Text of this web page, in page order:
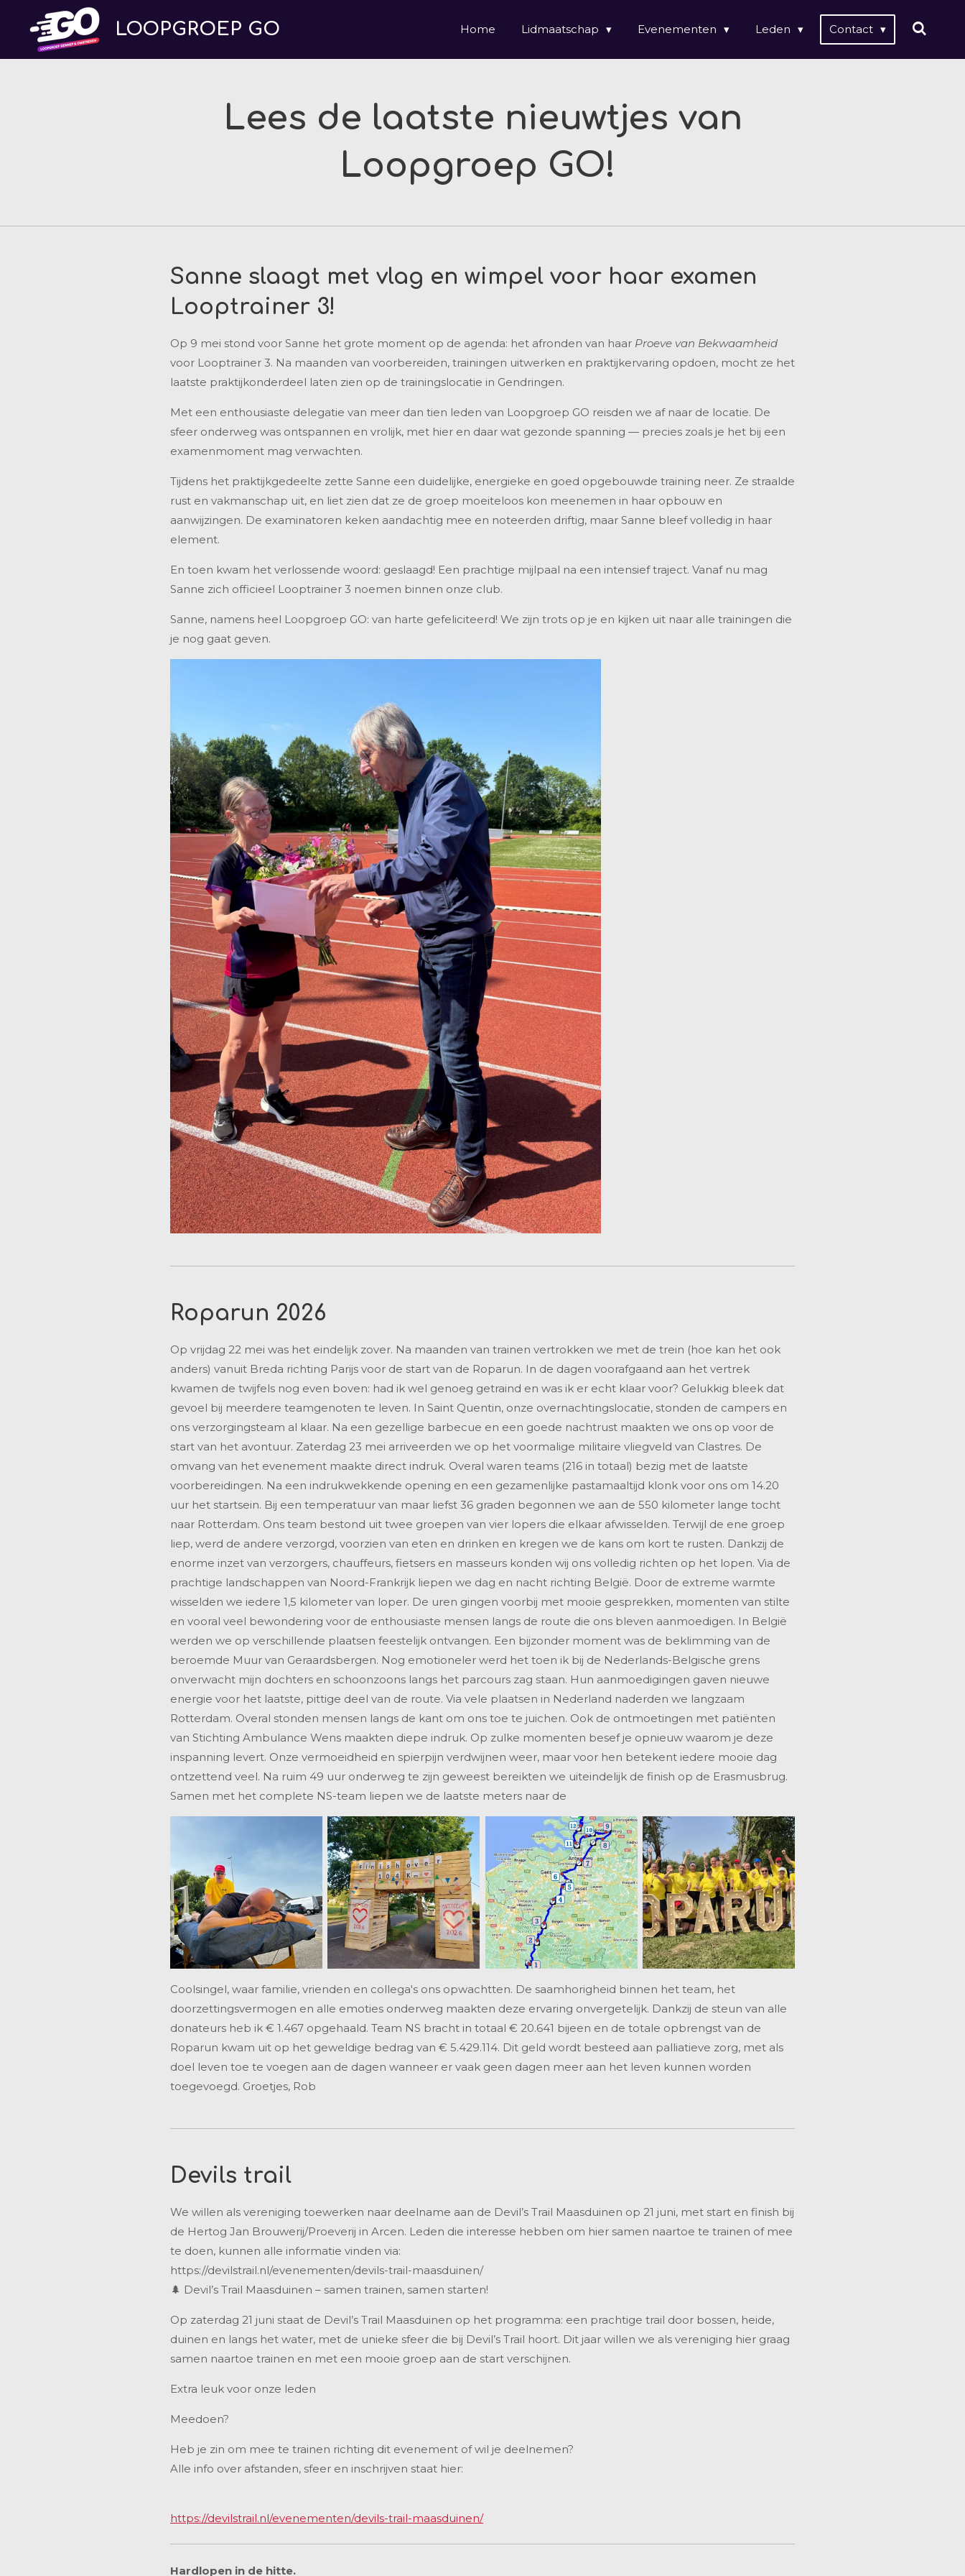
direct
LOOPGROEP GO Home Lidmaatschap Evenementen Leden Contact
Lees de laatste nieuwtjes van
Loopgroep GO!
Sanne slaagt met vlag en wimpel voor haar examen
Looptrainer 3!
Op 9 mei stond voor Sanne het grote moment op de agenda: het afronden van haar Proeve van Bekwaamheid
voor Looptrainer 3. Na maanden van voorbereiden, trainingen uitwerken en praktijkervaring opdoen, mocht ze het
laatste praktijkonderdeel laten zien op de trainingslocatie in Gendringen.
Met een enthousiaste delegatie van meer dan tien leden van Loopgroep GO reisden we af naar de locatie. De
sfeer onderweg was ontspannen en vrolijk, met hier en daar wat gezonde spanning — precies zoals je het bij een
examenmoment mag verwachten.
Tijdens het praktijkgedeelte zette Sanne een duidelijke, energieke en goed opgebouwde training neer. Ze straalde
rust en vakmanschap uit, en liet zien dat ze de groep moeiteloos kon meenemen in haar opbouw en
aanwijzingen. De examinatoren keken aandachtig mee en noteerden driftig, maar Sanne bleef volledig in haar
element.
En toen kwam het verlossende woord: geslaagd! Een prachtige mijlpaal na een intensief traject. Vanaf nu mag
Sanne zich officieel Looptrainer 3 noemen binnen onze club.
Sanne, namens heel Loopgroep GO: van harte gefeliciteerd! We zijn trots op je en kijken uit naar alle trainingen die
je nog gaat geven.
Roparun 2026
Op vrijdag 22 mei was het eindelijk zover. Na maanden van trainen vertrokken we met de trein (hoe kan het ook
anders) vanuit Breda richting Parijs voor de start van de Roparun. In de dagen voorafgaand aan het vertrek
kwamen de twijfels nog even boven: had ik wel genoeg getraind en was ik er echt klaar voor? Gelukkig bleek dat
gevoel bij meerdere teamgenoten te leven. In Saint Quentin, onze overnachtingslocatie, stonden de campers en
ons verzorgingsteam al klaar. Na een gezellige barbecue en een goede nachtrust maakten we ons op voor de
start van het avontuur. Zaterdag 23 mei arriveerden we op het voormalige militaire vliegveld van Clastres. De
omvang van het evenement maakte direct indruk. Overal waren teams (216 in totaal) bezig met de laatste
voorbereidingen. Na een indrukwekkende opening en een gezamenlijke pastamaaltijd klonk voor ons om 14.20
uur het startsein. Bij een temperatuur van maar liefst 36 graden begonnen we aan de 550 kilometer lange tocht
naar Rotterdam. Ons team bestond uit twee groepen van vier lopers die elkaar afwisselden. Terwijl de ene groep
liep, werd de andere verzorgd, voorzien van eten en drinken en kregen we de kans om kort te rusten. Dankzij de
enorme inzet van verzorgers, chauffeurs, fietsers en masseurs konden wij ons volledig richten op het lopen. Via de
prachtige landschappen van Noord-Frankrijk liepen we dag en nacht richting België. Door de extreme warmte
wisselden we iedere 1,5 kilometer van loper. De uren gingen voorbij met mooie gesprekken, momenten van stilte
en vooral veel bewondering voor de enthousiaste mensen langs de route die ons bleven aanmoedigen. In België
werden we op verschillende plaatsen feestelijk ontvangen. Een bijzonder moment was de beklimming van de
beroemde Muur van Geraardsbergen. Nog emotioneler werd het toen ik bij de Nederlands-Belgische grens
onverwacht mijn dochters en schoonzoons langs het parcours zag staan. Hun aanmoedigingen gaven nieuwe
energie voor het laatste, pittige deel van de route. Via vele plaatsen in Nederland naderden we langzaam
Rotterdam. Overal stonden mensen langs de kant om ons toe te juichen. Ook de ontmoetingen met patiënten
van Stichting Ambulance Wens maakten diepe indruk. Op zulke momenten besef je opnieuw waarom je deze
inspanning levert. Onze vermoeidheid en spierpijn verdwijnen weer, maar voor hen betekent iedere mooie dag
ontzettend veel. Na ruim 49 uur onderweg te zijn geweest bereikten we uiteindelijk de finish op de Erasmusbrug.
Samen met het complete NS-team liepen we de laatste meters naar de
Coolsingel, waar familie, vrienden en collega's ons opwachtten. De saamhorigheid binnen het team, het
doorzettingsvermogen en alle emoties onderweg maakten deze ervaring onvergetelijk. Dankzij de steun van alle
donateurs heb ik € 1.467 opgehaald. Team NS bracht in totaal € 20.641 bijeen en de totale opbrengst van de
Roparun kwam uit op het geweldige bedrag van € 5.429.114. Dit geld wordt besteed aan palliatieve zorg, met als
doel leven toe te voegen aan de dagen wanneer er vaak geen dagen meer aan het leven kunnen worden
toegevoegd. Groetjes, Rob
Devils trail
We willen als vereniging toewerken naar deelname aan de Devil’s Trail Maasduinen op 21 juni, met start en finish bij
de Hertog Jan Brouwerij/Proeverij in Arcen. Leden die interesse hebben om hier samen naartoe te trainen of mee
te doen, kunnen alle informatie vinden via:
https://devilstrail.nl/evenementen/devils-trail-maasduinen/
🌲 Devil’s Trail Maasduinen – samen trainen, samen starten!
Op zaterdag 21 juni staat de Devil’s Trail Maasduinen op het programma: een prachtige trail door bossen, heide,
duinen en langs het water, met de unieke sfeer die bij Devil’s Trail hoort. Dit jaar willen we als vereniging hier graag
samen naartoe trainen en met een mooie groep aan de start verschijnen.
Extra leuk voor onze leden
Meedoen?
Heb je zin om mee te trainen richting dit evenement of wil je deelnemen?
Alle info over afstanden, sfeer en inschrijven staat hier:
https://devilstrail.nl/evenementen/devils-trail-maasduinen/
Hardlopen in de hitte.